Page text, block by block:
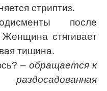
стриптиз.
после
стягивает
тишина.
– обращается к